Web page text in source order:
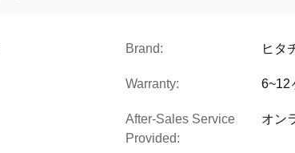
Brand: ヒタ
Warranty: 6~12
After-Sales Service
Provided:
オン